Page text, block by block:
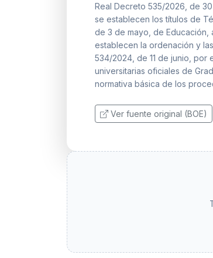
Real Decreto 535/2026, de
se establecen los títulos de
de 3 de mayo, de Educación,
establecen la ordenación y
534/2024, de 11 de junio, por
universitarias oficiales de
normativa básica de los
Ver fuente original (BOE)